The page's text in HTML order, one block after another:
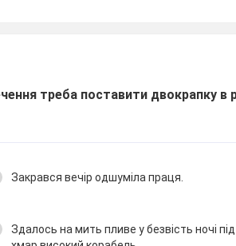
треба поставити двокрапку в
Закрався вечір одшуміла праця.
Здалось на мить пливе у безвість ночі